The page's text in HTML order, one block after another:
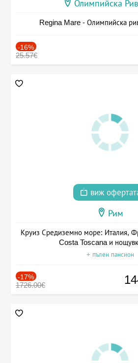
Олимпийска
Regina Mare - Олимпийска
-16%
25.57€
виж
Рим
Круиз Средиземно море: Италия,
Costa Toscana и
+ пълен пансион
-17%
1726.00€